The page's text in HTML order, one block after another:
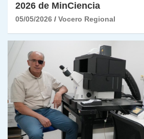
2026 de MinCiencia
05/05/2026 Vocero Regional